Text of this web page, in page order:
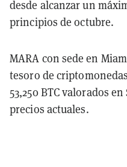
desde alcanzar un
principios de octubre.
MARA con sede en
tesoro de
53,250 BTC valorados
precios actuales.